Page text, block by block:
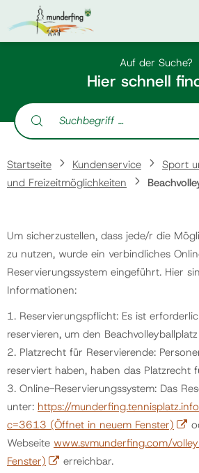
Kontakt
Suche nach:
Home
Kundenservice
Veranstaltungen
Jobs
Politik
Gemeinde
Kontakt
Auf der Suche?
Hier schnell
Suche nach:
Startseite Kundenservice Sport
und Freizeitmöglichkeiten
Um sicherzustellen, dass jede/r die
zu nutzen, wurde ein verbindliches
Reservierungssystem eingeführt. Hier
Informationen:
1. Reservierungspflicht: Es ist
reservieren, um den
2. Platzrecht für Reservierende:
reserviert haben, haben das Platzrecht
3. Online-Reservierungssystem: Das
unter: https://
c=3613 (Öffnet in neuem Fenster)
Webseite www.svmunderfing.com/
Fenster)
erreichbar.